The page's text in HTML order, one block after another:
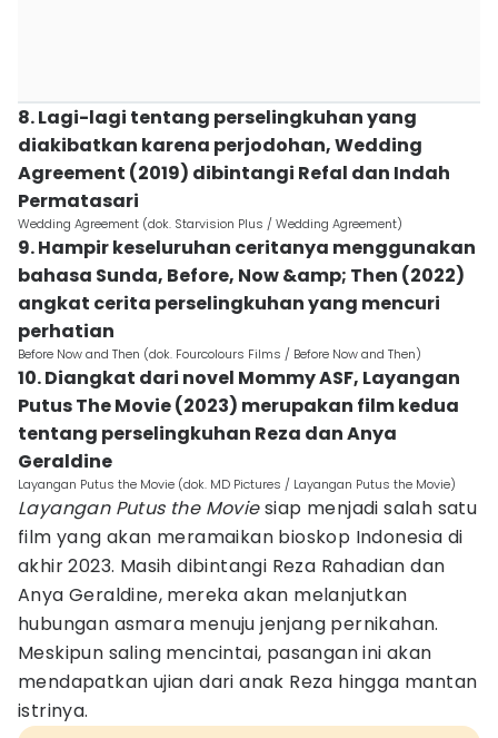
8. Lagi-lagi tentang perselingkuhan yang
diakibatkan karena perjodohan, Wedding
Agreement (2019) dibintangi Refal dan Indah
Permatasari
Wedding Agreement (dok. Starvision Plus / Wedding Agreement)
9. Hampir keseluruhan ceritanya menggunakan
bahasa Sunda, Before, Now &amp; Then (2022)
angkat cerita perselingkuhan yang mencuri
perhatian
Before Now and Then (dok. Fourcolours Films / Before Now and Then)
10. Diangkat dari novel Mommy ASF, Layangan
Putus The Movie (2023) merupakan film kedua
tentang perselingkuhan Reza dan Anya
Geraldine
Layangan Putus the Movie (dok. MD Pictures / Layangan Putus the Movie)
Layangan Putus the Moviesiap menjadi salah satu
film yang akan meramaikan bioskop Indonesia di
akhir 2023. Masih dibintangi Reza Rahadian dan
Anya Geraldine, mereka akan melanjutkan
hubungan asmara menuju jenjang pernikahan.
Meskipun saling mencintai, pasangan ini akan
mendapatkan ujian dari anak Reza hingga mantan
istrinya.